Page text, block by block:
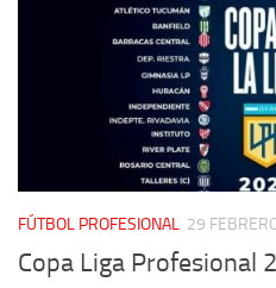
FÚTBOL PROFESIONAL 29
Copa Liga Profesional